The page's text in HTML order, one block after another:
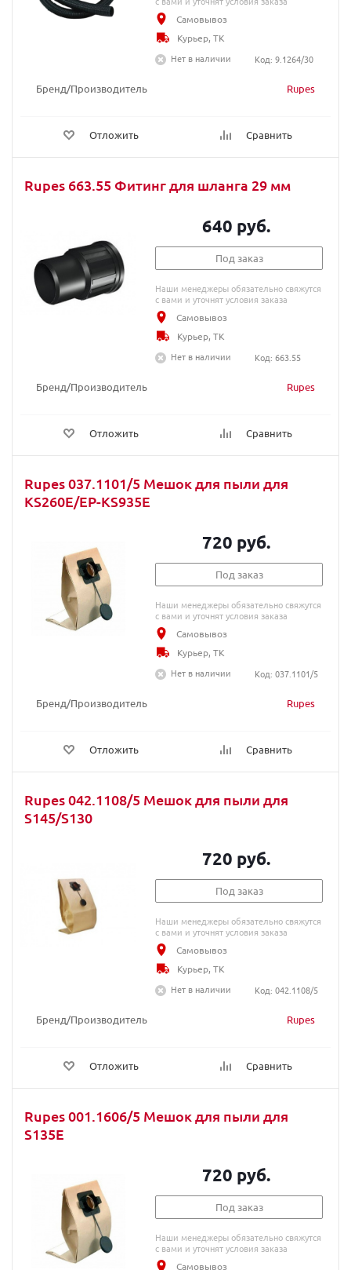
Бренд/Производитель Rupes
Отложить Сравнить
Самовывоз
Курьер, ТК
Нет в наличии
Код: 9.1264/30
Rupes 663.55 Фитинг для шланга 29 мм
Бренд/Производитель Rupes
Отложить Сравнить
640 руб.
Под заказ
Наши менеджеры обязательно свяжутся
с вами и уточнят условия заказа
Самовывоз
Курьер, ТК
Нет в наличии
Код: 663.55
Rupes 037.1101/5 Мешок для пыли для
KS260E/EP-KS935E
Бренд/Производитель Rupes
Отложить Сравнить
720 руб.
Под заказ
Наши менеджеры обязательно свяжутся
с вами и уточнят условия заказа
Самовывоз
Курьер, ТК
Нет в наличии
Код: 037.1101/5
Rupes 042.1108/5 Мешок для пыли для
S145/S130
Бренд/Производитель Rupes
Отложить Сравнить
720 руб.
Под заказ
Наши менеджеры обязательно свяжутся
с вами и уточнят условия заказа
Самовывоз
Курьер, ТК
Нет в наличии
Код: 042.1108/5
Rupes 001.1606/5 Мешок для пыли для
S135E
720 руб.
Под заказ
Наши менеджеры обязательно свяжутся
с вами и уточнят условия заказа
Самовывоз